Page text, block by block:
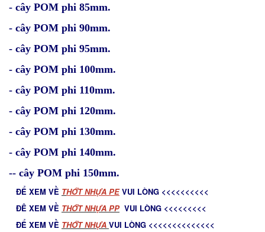
- cây POM phi 85mm.
- cây POM phi 90mm.
- cây POM phi 95mm.
- cây POM phi 100mm.
- cây POM phi 110mm.
- cây POM phi 120mm.
- cây POM phi 130mm.
- cây POM phi 140mm.
-- cây POM phi 150mm.
ĐỂ XEM VỀ THỚT NHỰA PEVUI LÒNG <<<<<<<<<<
ĐÊ XEM VỀ THỚT NHỰA PPVUI LÒNG <<<<<<<<<
ĐỂ XEM VỀ THỚT NHỰA VUI LÒNG <<<<<<<<<<<<<<